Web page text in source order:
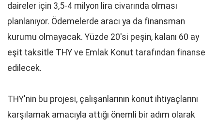
daireler için 3,5-4 milyon lira civarında olması
planlanıyor. Ödemelerde aracı ya da finansman
kurumu olmayacak. Yüzde 20'si peşin, kalanı 60 ay
eşit taksitle THY ve Emlak Konut tarafından finanse
edilecek.
THY'nin bu projesi, çalışanlarının konut ihtiyaçlarını
karşılamak amacıyla attığı önemli bir adım olarak